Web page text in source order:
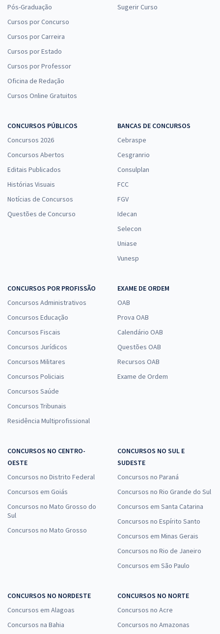
Pós-Graduação
Cursos por Concurso
Cursos por Carreira
Cursos por Estado
Cursos por Professor
Oficina de Redação
Cursos Online Gratuitos
Sugerir Curso
CONCURSOS PÚBLICOS
Concursos 2026
Concursos Abertos
Editais Publicados
Histórias Visuais
Notícias de Concursos
Questões de Concurso
BANCAS DE CONCURSOS
Cebraspe
Cesgranrio
Consulplan
FCC
FGV
Idecan
Selecon
Uniase
Vunesp
CONCURSOS POR PROFISSÃO
Concursos Administrativos
Concursos Educação
Concursos Fiscais
Concursos Jurídicos
Concursos Militares
Concursos Policiais
Concursos Saúde
Concursos Tribunais
Residência Multiprofissional
EXAME DE ORDEM
OAB
Prova OAB
Calendário OAB
Questões OAB
Recursos OAB
Exame de Ordem
CONCURSOS NO CENTRO-
OESTE
Concursos no Distrito Federal
Concursos em Goiás
Concursos no Mato Grosso do
Sul
Concursos no Mato Grosso
CONCURSOS NO SUL E
SUDESTE
Concursos no Paraná
Concursos no Rio Grande do Sul
Concursos em Santa Catarina
Concursos no Espírito Santo
Concursos em Minas Gerais
Concursos no Rio de Janeiro
Concursos em São Paulo
CONCURSOS NO NORDESTE
Concursos em Alagoas
Concursos na Bahia
CONCURSOS NO NORTE
Concursos no Acre
Concursos no Amazonas